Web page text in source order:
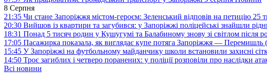
8 Серпня
21:35 Чи стане Запоріжжя містом-героєм: Зеленський відповів на петицію 25
20:30 Вийшов із квартири та загубився: у Запоріжжі поліцейські знайшли
18:31 Понад 5 тисяч родин у Кушугумі та Балабиному знову зі світлом після
17:05 Пасажирка показала, як виглядає купе потяга Запоріжжя —
15:45 У Запоріжжі на футбольному майданчику школи встановили захисні
14:50 Троє загиблих і четверо поранених: у поліції розповіли про наслідки
Всі новини